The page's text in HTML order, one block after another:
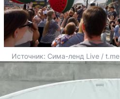
Источник: Сима-ленд Live / t.me